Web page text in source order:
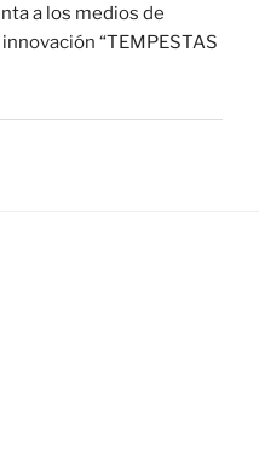
a los medios de
“TEMPESTAS